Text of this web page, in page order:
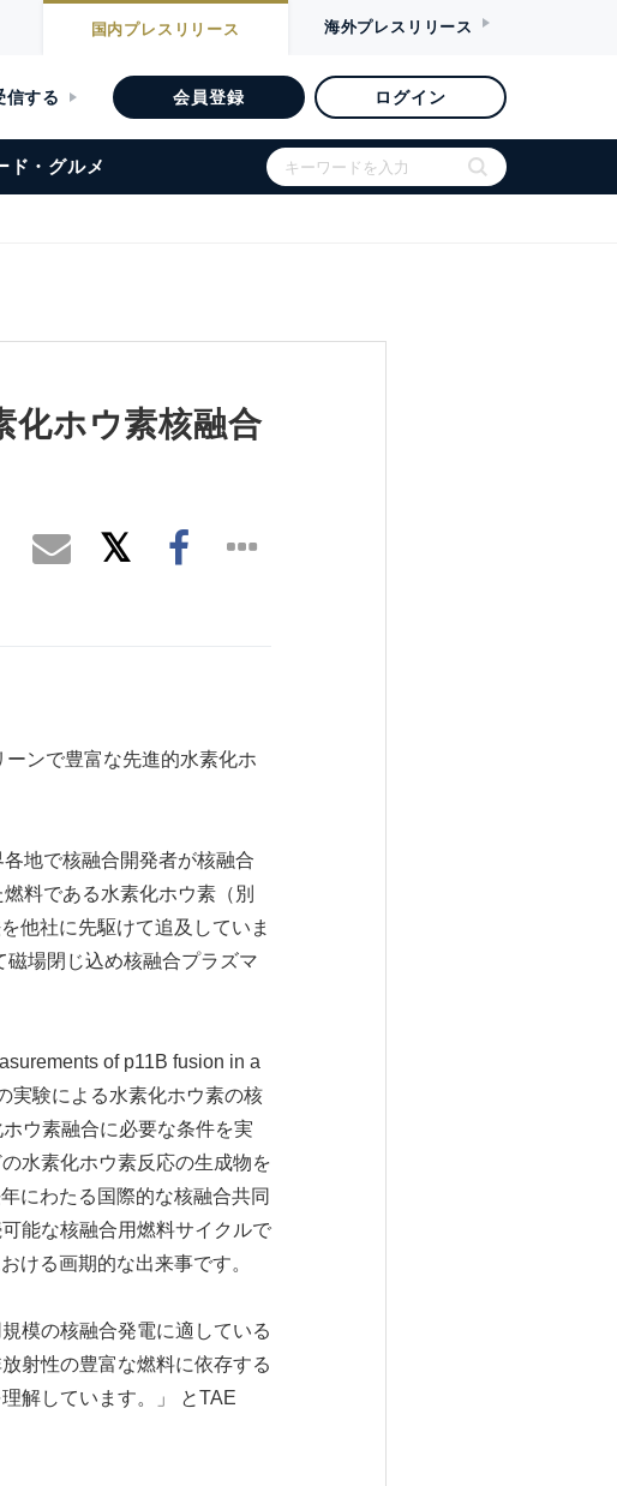
国内プレスリリース 海外プレスリリース
信する 会員登録 ログイン
ド・グルメ
化ホウ素核融合
ンで豊富な先進的水素化ホ
地で核融合開発者が核融合
料である水素化ホウ素（別
他社に先駆けて追及していま
場閉じ込め核融合プラズマ
of p11B fusion in a
実験による水素化ホウ素の核
ウ素融合に必要な条件を実
水素化ホウ素反応の生成物を
にわたる国際的な核融合共同
能な核融合用燃料サイクルで
ける画期的な出来事です。
模の核融合発電に適している
射性の豊富な燃料に依存する
解しています。」 とTAE